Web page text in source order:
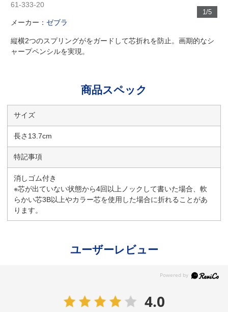
1/5
61-333-20
メーカー： ゼブラ
縦横2つのスプリングがをガードして芯折れを防止。画期的なシ
ャープペンシルを実現。
商品スペック
サイズ
長さ13.7cm
特記事項
消しゴム付き
※芯が出ていない状態から4回以上ノックして書いた場合、軟
らかい芯3B以上やカラー芯を使用した場合に折れることがあ
ります。
ユーザーレビュー
4.0